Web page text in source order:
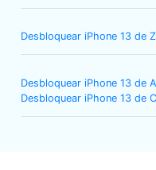
Desbloquear iPhone 13 de
Desbloquear iPhone 13 de
Desbloquear iPhone 13 de